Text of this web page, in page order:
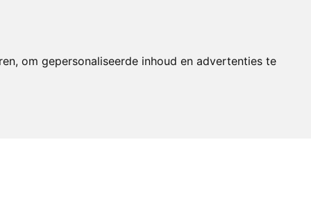
om gepersonaliseerde inhoud en advertenties te